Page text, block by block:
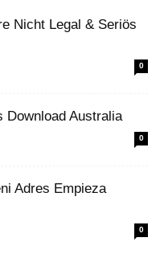
Nicht Legal & Seriös
0
Download Australia
0
Adres Empieza
0